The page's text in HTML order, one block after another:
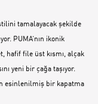
tamalayacak şekilde
PUMA‘nın ikonik
hafif file üst kısmı, alçak
yeni bir çağa taşıyor.
esinlenilmiş bir kapatma